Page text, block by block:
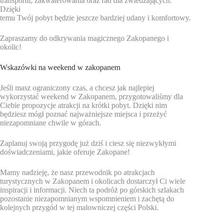
Dzięki
temu Twój pobyt będzie jeszcze bardziej udany i komfortowy.
Zapraszamy do odkrywania magicznego Zakopanego i
okolic!
Wskazówki na weekend w zakopanem
Jeśli masz ograniczony czas, a chcesz jak najlepiej
wykorzystać weekend w Zakopanem, przygotowaliśmy dla
Ciebie propozycje atrakcji na krótki pobyt. Dzięki nim
będziesz mógł poznać najważniejsze miejsca i przeżyć
niezapomniane chwile w górach.
Zaplanuj swoją przygodę już dziś i ciesz się niezwykłymi
doświadczeniami, jakie oferuje Zakopane!
Mamy nadzieję, że nasz przewodnik po atrakcjach
turystycznych w Zakopanem i okolicach dostarczył Ci wiele
inspiracji i informacji. Niech ta podróż po górskich szlakach
pozostanie niezapomnianym wspomnieniem i zachętą do
kolejnych przygód w tej malowniczej części Polski.